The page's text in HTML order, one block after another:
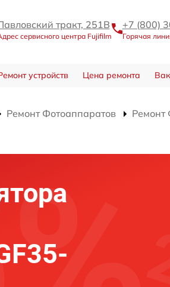
тракт, 251В
сервисного центра Fujifilm
+7 (800)
Горячая
устройств Цена ремонта
Ремонт Фотоаппаратов
Ремонт